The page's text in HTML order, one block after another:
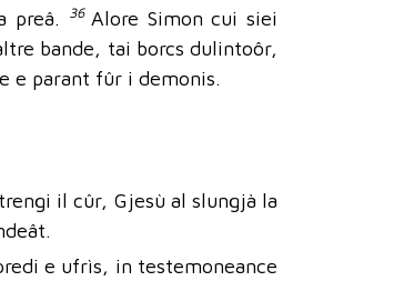
preâ. 36 Alore Simon cui siei
bande, tai borcs dulintoôr,
e parant fûr i demonis.
il cûr, Gjesù al slungjà la
e ufrìs, in testemoneance